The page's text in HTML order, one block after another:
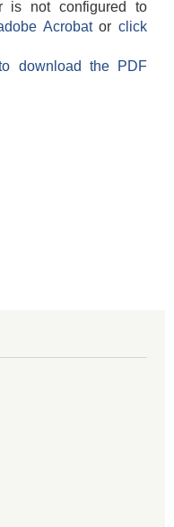
is not configured to
Acrobatorclick
download the PDF